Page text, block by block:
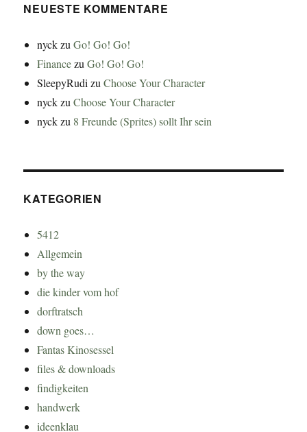
NEUESTE KOMMENTARE
nyckzuGo! Go! Go!
FinancezuGo! Go! Go!
SleepyRudi zuChoose Your Character
nyckzuChoose Your Character
nyckzu 8 Freunde (Sprites) sollt Ihr sein
KATEGORIEN
5412
Allgemein
by the way
die kinder vom hof
dorftratsch
down goes…
Fantas Kinosessel
files & downloads
findigkeiten
handwerk
ideenklau